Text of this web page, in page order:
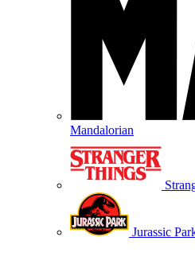
Mandalorian
Jurassic